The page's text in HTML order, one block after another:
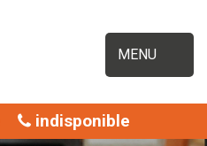
MENU
indisponible